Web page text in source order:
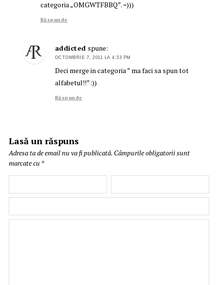
categoria „OMGWTFBBQ”. =)))
Răspunde
addicted spune:
OCTOMBRIE 7, 2011 LA 4:33 PM
Deci merge in categoria ” ma faci sa spun tot
alfabetul!!”:))
Răspunde
Lasă un răspuns
Adresa ta de email nu va fi publicată. Câmpurile obligatorii sunt
marcate cu *